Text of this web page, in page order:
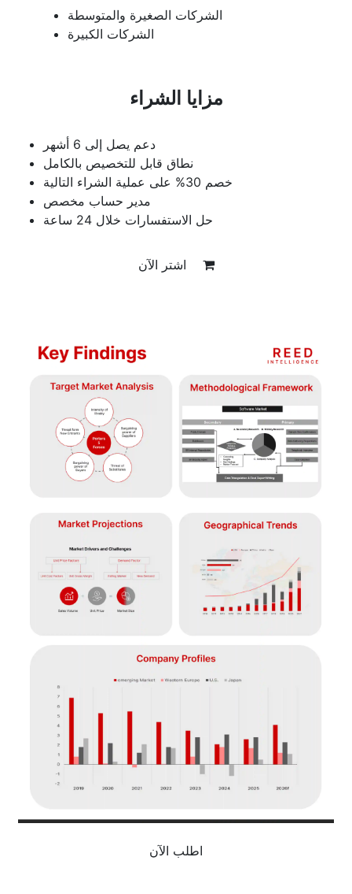
الشركات الصغيرة والمتوسطة
الشركات الكبيرة
مزايا الشراء
دعم يصل إلى 6 أشهر
نطاق قابل للتخصيص بالكامل
خصم 30% على عملية الشراء التالية
مدير حساب مخصص
حل الاستفسارات خلال 24 ساعة
اطلب الآن